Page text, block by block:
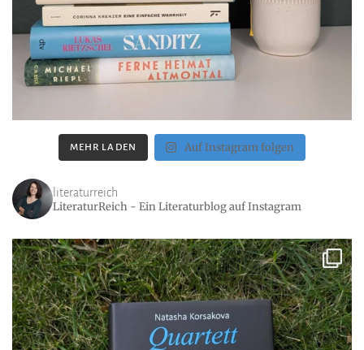
MEHR LADEN Auf Instagram folgen
literaturreich
LiteraturReich - Ein Literaturblog auf Instagram